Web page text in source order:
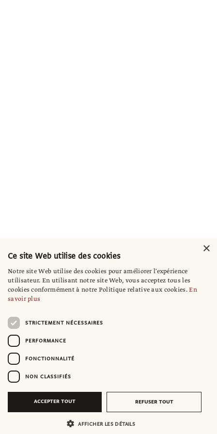
×
Ce site Web utilise des cookies
Notre site Web utilise des cookies pour améliorer l'expérience
utilisateur. En utilisant notre site Web, vous acceptez tous les
cookies conformément à notre Politique relative aux cookies.En
savoir plus
STRICTEMENT NÉCESSAIRES
PERFORMANCE
FONCTIONNALITÉ
NON CLASSIFIÉS
ACCEPTER TOUT REFUSER TOUT
AFFICHER LES DÉTAILS